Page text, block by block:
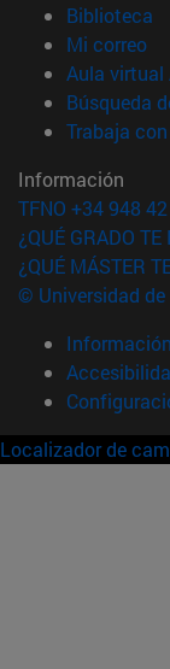
Biblioteca
Mi correo
Aula virtual
Búsqueda
Trabaja
Información
TFNO +34 948
¿QUÉ GRADO TE
¿QUÉ MÁSTER
© Universidad de
Localizador de